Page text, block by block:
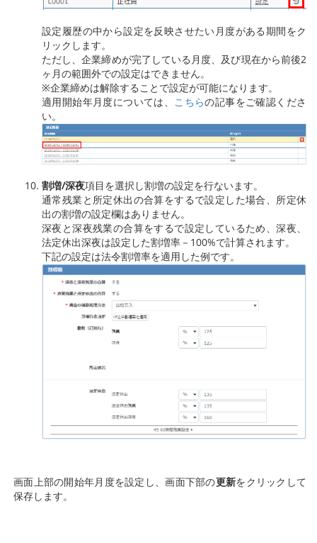
設定履歴の中から設定を反映させたい月度がある期間をク
リックします。
ただし、企業締めが完了している月度、及び現在から前後2
ヶ月の範囲外での設定はできません。
※企業締めは解除することで設定が可能になります。
適用開始年月度については、 こちらの記事をご確認くださ
い。
割増/深夜項目を選択し割増の設定を行ないます。
通常残業と所定休出の合算をするで設定した場合、所定休
出の割増の設定欄はありません。
深夜と深夜残業の合算をするで設定しているため、深夜、
法定休出深夜は設定した割増率－100%で計算されます。
下記の設定は法令割増率を適用した例です。
画面上部の開始年月度を設定し、画面下部の更新をクリックして
保存します。